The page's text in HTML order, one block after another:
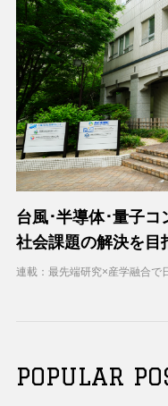
台風･半導体･量子
社会課題の解決を目
連載：最先端研究×産学融合で
POPULAR